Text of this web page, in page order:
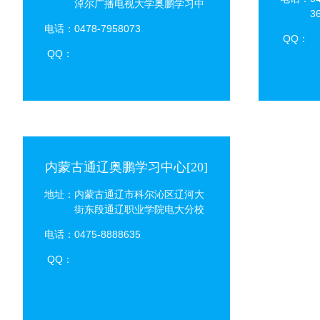
淖尔广播电视大学奥鹏学习中
电话：0478-7958073
QQ：
QQ：
内蒙古通辽奥鹏学习中心[20]
地址：内蒙古通辽市科尔沁区辽河大
街东段通辽职业学院电大分校
电话：0475-8888635
QQ：